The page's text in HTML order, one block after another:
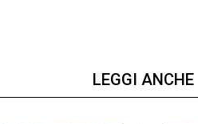
LEGGI ANCHE